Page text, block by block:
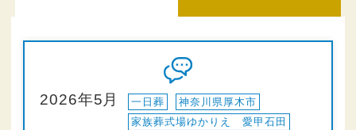
2026年5月 一日葬
神奈川県厚木市
家族葬式場ゆかりえ 愛甲石田